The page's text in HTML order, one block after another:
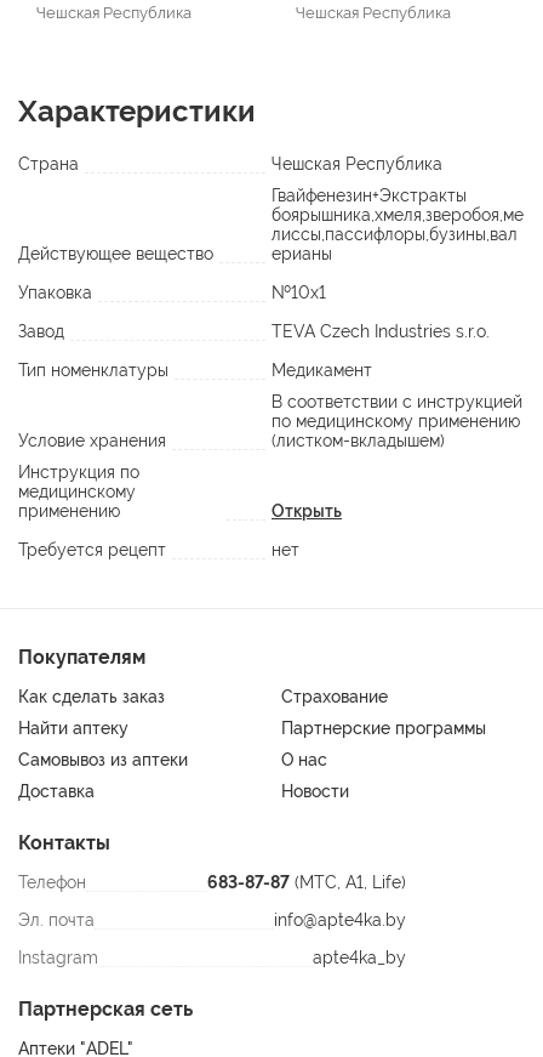
Чешская Республика Чешская Республика
Характеристики
Страна Чешская Республика
Действующее вещество
Гвайфенезин+Экстракты
боярышника,хмеля,зверобоя,ме
лиссы,пассифлоры,бузины,вал
ерианы
Упаковка
№10х1
Завод
TEVA Czech Industries s.r.o.
Тип номенклатуры
Медикамент
Условие хранения
В соответствии с инструкцией
по медицинскому применению
(листком-вкладышем)
Инструкция по
медицинскому
применению
Открыть
Требуется рецепт
нет
Покупателям
Как сделать заказ
Страхование
Найти аптеку
Партнерские программы
Самовывоз из аптеки
О нас
Доставка
Новости
Контакты
Телефон 683-87-87 (МТС, A1, Life)
Эл. почта
info@apte4ka.by
Instagram
apte4ka_by
Партнерская сеть
Аптеки "ADEL"